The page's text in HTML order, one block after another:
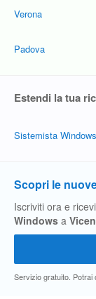
Verona
Padova
Estendi la tua
Sistemista Windows
Scopri le
Iscriviti ora e
Windows a
Servizio gratuito. Potrai